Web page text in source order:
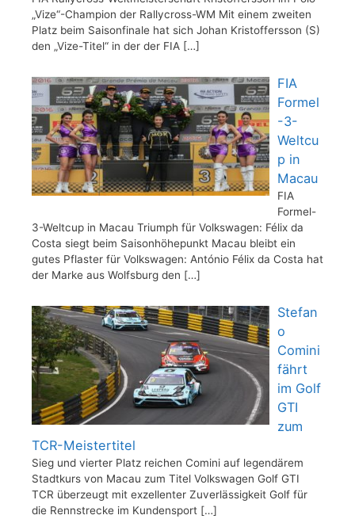
„Vize“-Champion der Rallycross-WM Mit einem zweiten
Platz beim Saisonfinale hat sich Johan Kristoffersson (S)
den „Vize-Titel“ in der der FIA […]
FIA
Formel
-3-
Weltcu
p in
Macau
FIA
Formel-
3-Weltcup in Macau Triumph für Volkswagen: Félix da
Costa siegt beim Saisonhöhepunkt Macau bleibt ein
gutes Pflaster für Volkswagen: António Félix da Costa hat
der Marke aus Wolfsburg den […]
Stefan
o
Comini
fährt
im Golf
GTI
zum
TCR-Meistertitel
Sieg und vierter Platz reichen Comini auf legendärem
Stadtkurs von Macau zum Titel Volkswagen Golf GTI
TCR überzeugt mit exzellenter Zuverlässigkeit Golf für
die Rennstrecke im Kundensport […]